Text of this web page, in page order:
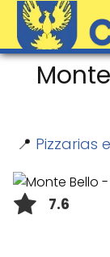
📍 Pizzarias
7.6